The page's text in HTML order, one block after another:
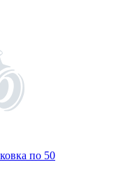
по 50